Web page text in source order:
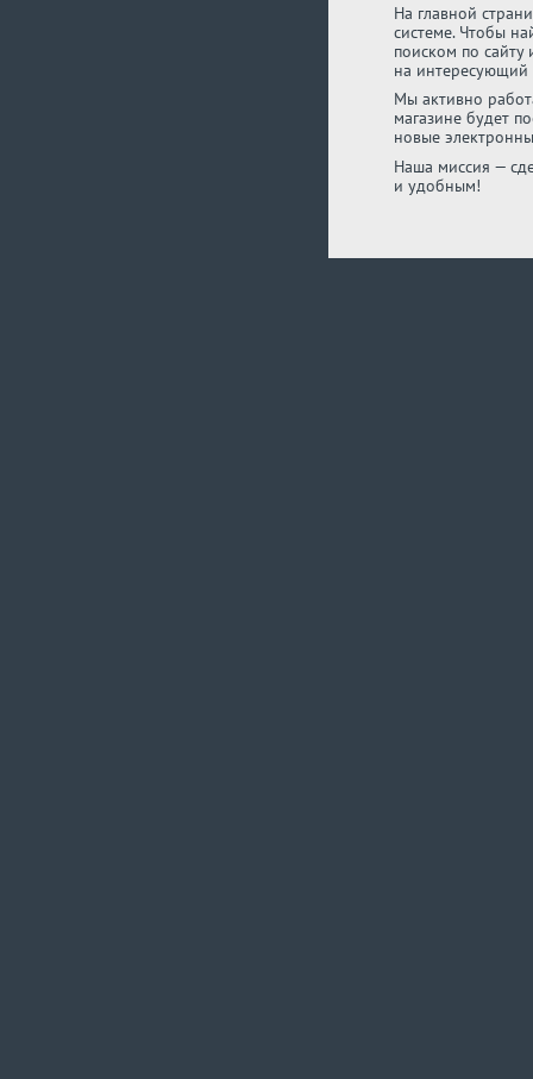
На главной
системе. Чтобы
поиском по
на интересующий
Мы активно
магазине будет
новые
Наша миссия —
и удобным!